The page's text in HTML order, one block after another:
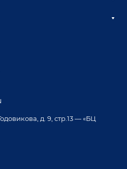
крепежа
для сварки
д. 9, стр.13 — «БЦ